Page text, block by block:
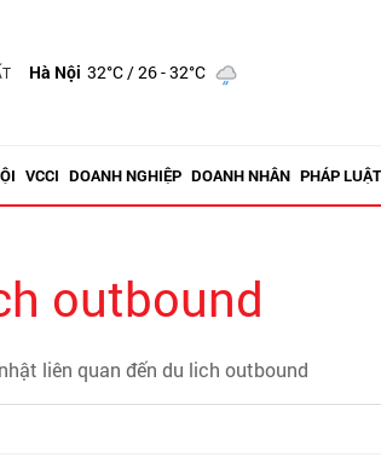
Hà Nội 32°C/ 26 - 32°C
VCCI DOANH NGHIỆP DOANH NHÂN PHÁP LUẬT
outbound
liên quan đến du lich outbound